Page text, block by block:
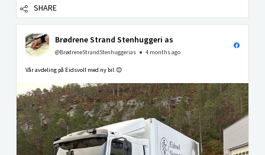
SHARE
Brødrene Strand Stenhuggeri as
@BrødreneStrandStenhuggerias 4 months ago
Vår avdeling på Eidsvoll med ny bil.😊